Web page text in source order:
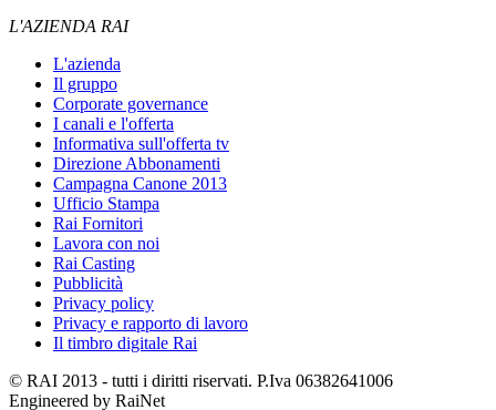
L'AZIENDA RAI
L'azienda
Il gruppo
Corporate governance
I canali e l'offerta
Informativa sull'offerta tv
Direzione Abbonamenti
Campagna Canone 2013
Ufficio Stampa
Rai Fornitori
Lavora con noi
Rai Casting
Pubblicità
Privacy policy
Privacy e rapporto di lavoro
Il timbro digitale Rai
© RAI 2013 - tutti i diritti riservati. P.Iva 06382641006
Engineered by RaiNet